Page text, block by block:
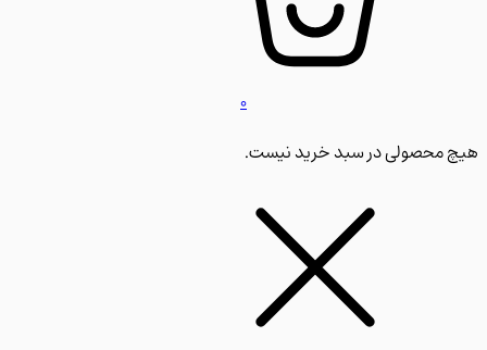
در سبد خرید نیست.